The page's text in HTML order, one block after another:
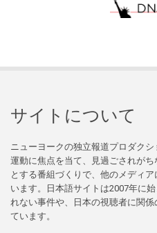
サイトについて
ニューヨークの独立報道プロダク
運動に焦点を当て、見過ごされが
とする番組づくりで、他のメディ
います。日本語サイトは2007年に
れない事件や、日本の視聴者に関
ています。